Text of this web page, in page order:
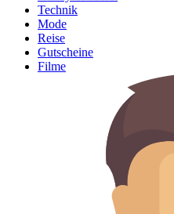
Technik
Mode
Reise
Gutscheine
Filme